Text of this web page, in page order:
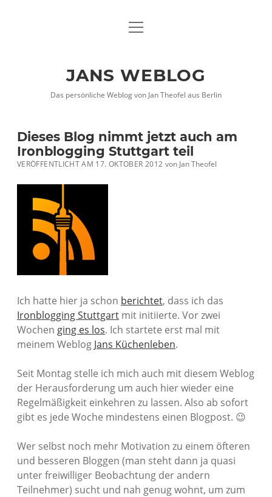
DATENSCHUTZHINWEISE
twitterfacebook
xing
Menü
JANS WEBLOG
Das persönliche Weblog von Jan Theofel aus Berlin
Dieses Blog nimmt jetzt auch am
Ironblogging Stuttgart teil
VERÖFFENTLICHT AM 17. OKTOBER 2012 vonJan Theofel
Ich hatte hier ja schon berichtet, dass ich das
Ironblogging Stuttgart mit initiierte. Vor zwei
Wochen ging es los. Ich startete erst mal mit
meinem Weblog Jans Küchenleben.
Seit Montag stelle ich mich auch mit diesem Weblog
der Herausforderung um auch hier wieder eine
Regelmäßigkeit einkehren zu lassen. Also ab sofort
gibt es jede Woche mindestens einen Blogpost. 😉
Wer selbst noch mehr Motivation zu einem öfteren
und besseren Bloggen (man steht dann ja quasi
unter freiwilliger Beobachtung der andern
Teilnehmer) sucht und nah genug wohnt, um zum